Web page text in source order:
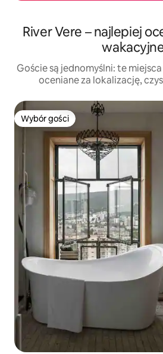
River Vere – najlepiej
Goście są jednomyślni: te
oceniane za lokalizację,
Wybór gości
Wybór gości